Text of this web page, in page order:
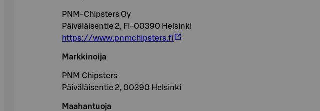
PNM-Chipsters Oy
Päiväläisentie 2, FI-00390 Helsinki
https://www.pnmchipsters.fi
Markkinoija
PNM Chipsters
Päiväläisentie 2, 00390 Helsinki
Maahantuoja